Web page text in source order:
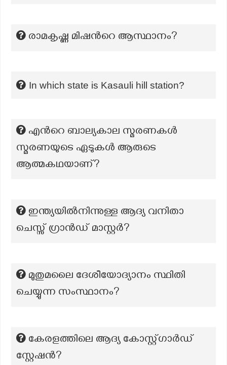
രാമകൃഷ്ണ മിഷന്‍റെ ആസ്ഥാനം?
In which state is Kasauli hill station?
എന്‍റെ ബാല്യകാല സ്മരണകൾ
സ്മരണയുടെ ഏടുകൾ ആരുടെ
ആത്മകഥയാണ്?
ഇന്ത്യയില്‍നിന്നുള്ള ആദ്യ വനിതാ
ചെസ്സ് ഗ്രാൻഡ് മാസ്റ്റർ?
മുതുമലൈ ദേശീയോദ്യാനം സ്ഥിതി
ചെയ്യുന്ന സംസ്ഥാനം?
കേരളത്തിലെ ആദ്യ കോസ്റ്റ്ഗാര്‍ഡ്
സ്റ്റേഷന്‍?